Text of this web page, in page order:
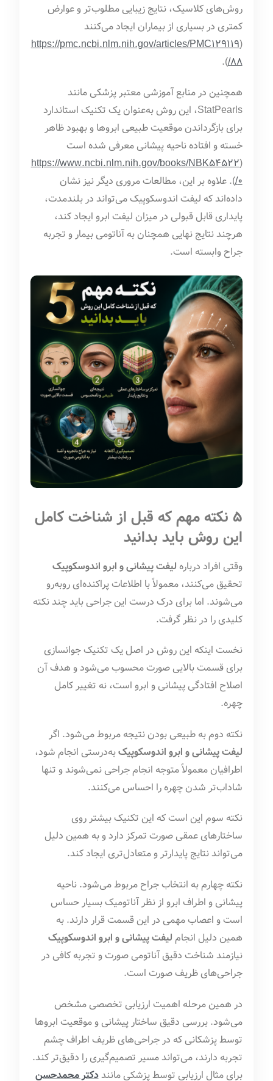
روش‌های کلاسیک، نتایج زیبایی مطلوب‌تر و عوارض
کمتری در بسیاری از بیماران ایجاد می‌کنند
(
https://pmc.ncbi.nlm.nih.gov/articles/PMC129119
88/
).
همچنین در منابع آموزشی معتبر پزشکی مانند
StatPearls، این روش به‌عنوان یک تکنیک استاندارد
برای بازگرداندن موقعیت طبیعی ابروها و بهبود ظاهر
خسته و افتاده ناحیه پیشانی معرفی شده است
(
https://www.ncbi.nlm.nih.gov/books/NBK54522
0/). علاوه بر این، مطالعات مروری دیگر نیز نشان
داده‌اند که لیفت اندوسکوپیک می‌تواند در بلندمدت،
پایداری قابل قبولی در میزان لیفت ابرو ایجاد کند،
هرچند نتایج نهایی همچنان به آناتومی بیمار و تجربه
جراح وابسته است.
5 نکته مهم که قبل از شناخت کامل
این روش باید بدانید
وقتی افراد درباره لیفت پیشانی و ابرو اندوسکوپیک
تحقیق می‌کنند، معمولاً با اطلاعات پراکنده‌ای روبه‌رو
می‌شوند. اما برای درک درست این جراحی باید چند نکته
کلیدی را در نظر گرفت.
نخست اینکه این روش در اصل یک تکنیک جوانسازی
برای قسمت بالایی صورت محسوب می‌شود و هدف آن
اصلاح افتادگی پیشانی و ابرو است، نه تغییر کامل
چهره.
نکته دوم به طبیعی بودن نتیجه مربوط می‌شود. اگر
لیفت پیشانی و ابرو اندوسکوپیکبه‌درستی انجام شود،
اطرافیان معمولاً متوجه انجام جراحی نمی‌شوند و تنها
شاداب‌تر شدن چهره را احساس می‌کنند.
نکته سوم این است که این تکنیک بیشتر روی
ساختارهای عمقی صورت تمرکز دارد و به همین دلیل
می‌تواند نتایج پایدارتر و متعادل‌تری ایجاد کند.
نکته چهارم به انتخاب جراح مربوط می‌شود. ناحیه
پیشانی و اطراف ابرو از نظر آناتومیک بسیار حساس
است و اعصاب مهمی در این قسمت قرار دارند. به
همین دلیل انجام لیفت پیشانی و ابرو اندوسکوپیک
نیازمند شناخت دقیق آناتومی صورت و تجربه کافی در
جراحی‌های ظریف صورت است.
در همین مرحله اهمیت ارزیابی تخصصی مشخص
می‌شود. بررسی دقیق ساختار پیشانی و موقعیت ابروها
توسط پزشکانی که در جراحی‌های ظریف اطراف چشم
تجربه دارند، می‌تواند مسیر تصمیم‌گیری را دقیق‌تر کند.
برای مثال ارزیابی توسط پزشکی ماننددکتر محمدحسن